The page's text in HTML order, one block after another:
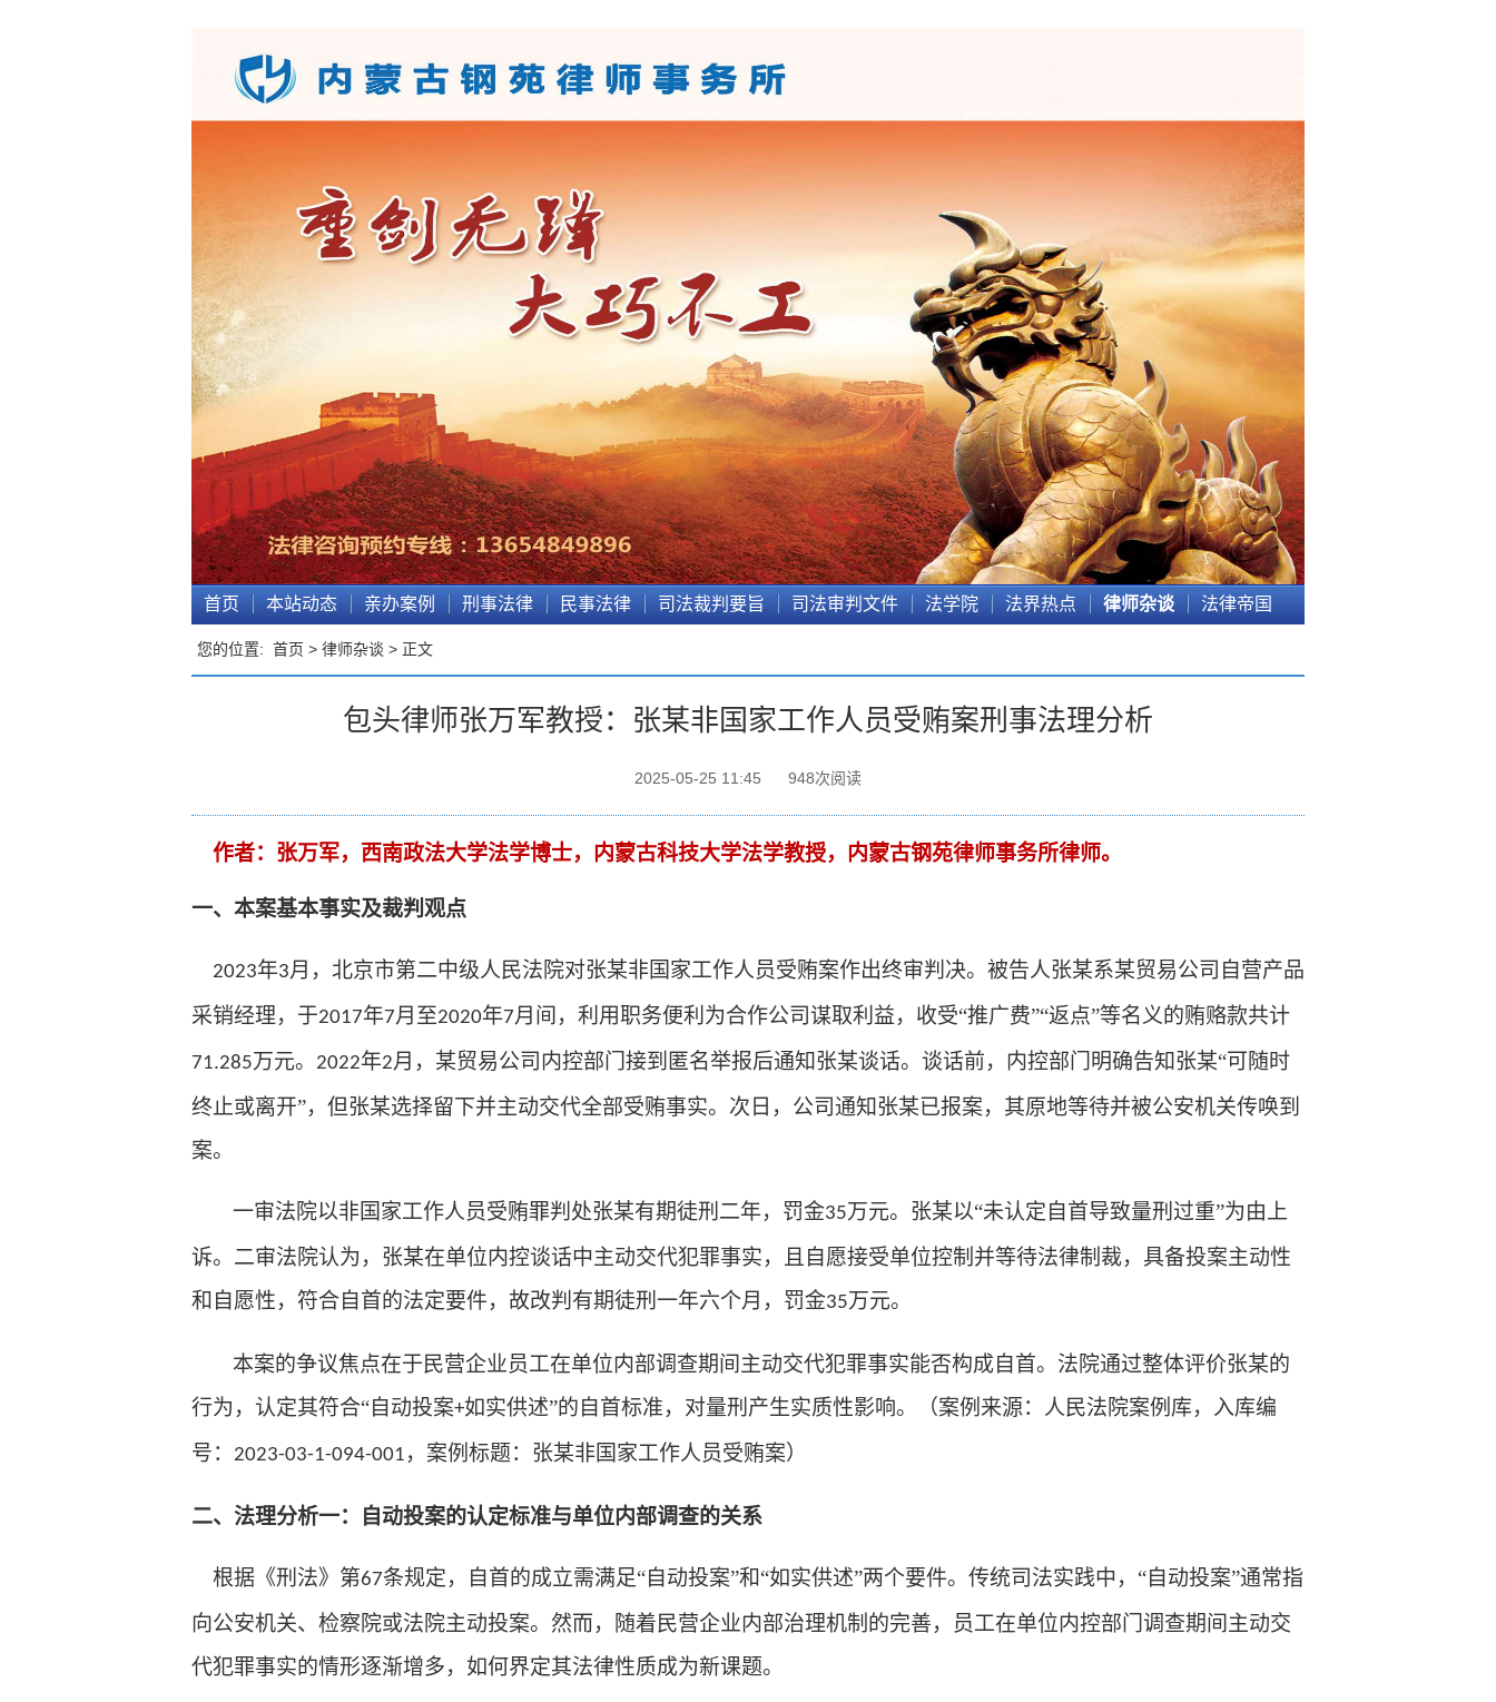
首页 本站动态 亲办案例 刑事法律 民事法律 司法裁判要旨 司法审判文件 法学院 法界热点 律师杂谈 法律帝国
您的位置: 首页 > 律师杂谈 > 正文
包头律师张万军教授：张某非国家工作人员受贿案刑事法理分析
2025-05-25 11:45 948次阅读
作者：张万军，西南政法大学法学博士，内蒙古科技大学法学教授，内蒙古钢苑律师事务所律师。
一、本案基本事实及裁判观点
2023年3月，北京市第二中级人民法院对张某非国家工作人员受贿案作出终审判决。被告人张某系某贸易公司自营产品
采销经理，于2017年7月至2020年7月间，利用职务便利为合作公司谋取利益，收受“推广费”“返点”等名义的贿赂款共计
71.285万元。 2022年2月，某贸易公司内控部门接到匿名举报后通知张某谈话。谈话前，内控部门明确告知张某“可随时
终止或离开”，但张某选择留下并主动交代全部受贿事实。次日，公司通知张某已报案，其原地等待并被公安机关传唤到
案。
一审法院以非国家工作人员受贿罪判处张某有期徒刑二年，罚金35万元。张某以“未认定自首导致量刑过重”为由上
诉。二审法院认为，张某在单位内控谈话中主动交代犯罪事实，且自愿接受单位控制并等待法律制裁，具备投案主动性
和自愿性，符合自首的法定要件，故改判有期徒刑一年六个月，罚金35万元。
本案的争议焦点在于民营企业员工在单位内部调查期间主动交代犯罪事实能否构成自首。法院通过整体评价张某的
行为，认定其符合“自动投案+如实供述”的自首标准，对量刑产生实质性影响。（案例来源：人民法院案例库，入库编
号： 2023-03-1-094-001 ，案例标题：张某非国家工作人员受贿案）
二、法理分析一：自动投案的认定标准与单位内部调查的关系
根据《刑法》第67条规定，自首的成立需满足“自动投案”和“如实供述”两个要件。传统司法实践中，“自动投案”通常指
向公安机关、检察院或法院主动投案。然而，随着民营企业内部治理机制的完善，员工在单位内控部门调查期间主动交
代犯罪事实的情形逐渐增多，如何界定其法律性质成为新课题。